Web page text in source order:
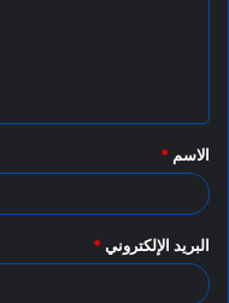
ق
*
الاسم *
البريد الإلكتروني *